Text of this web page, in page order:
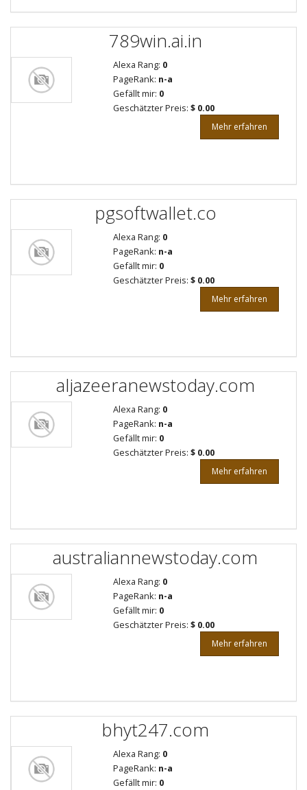
789win.ai.in
Alexa Rang: 0
PageRank: n-a
Gefällt mir: 0
Geschätzter Preis: $ 0.00
Mehr erfahren
pgsoftwallet.co
Alexa Rang: 0
PageRank: n-a
Gefällt mir: 0
Geschätzter Preis: $ 0.00
Mehr erfahren
aljazeeranewstoday.com
Alexa Rang: 0
PageRank: n-a
Gefällt mir: 0
Geschätzter Preis: $ 0.00
Mehr erfahren
australiannewstoday.com
Alexa Rang: 0
PageRank: n-a
Gefällt mir: 0
Geschätzter Preis: $ 0.00
Mehr erfahren
bhyt247.com
Alexa Rang: 0
PageRank: n-a
Gefällt mir: 0